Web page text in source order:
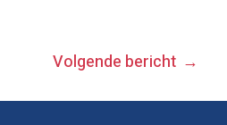
Volgende bericht